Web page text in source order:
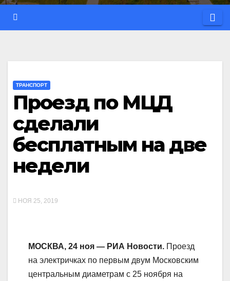
ТРАНСПОРТ
Проезд по МЦД
сделали
бесплатным на две
недели
НОЯ 25, 2019
МОСКВА, 24 ноя — РИА Новости. Проезд
на электричках по первым двум Московским
центральным диаметрам с 25 ноября на